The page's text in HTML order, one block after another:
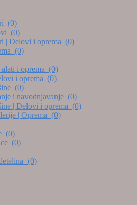
(0)
(0)
| Delovi i oprema (0)
(0)
i oprema (0)
i oprema (0)
(0)
i navodnjavanje (0)
| Delovi i oprema (0)
| Oprema (0)
(0)
(0)
(0)